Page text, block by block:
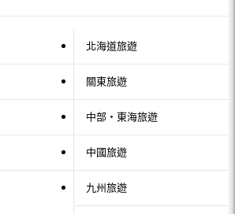
北海道旅遊
關東旅遊
中部・東海旅遊
中國旅遊
九州旅遊